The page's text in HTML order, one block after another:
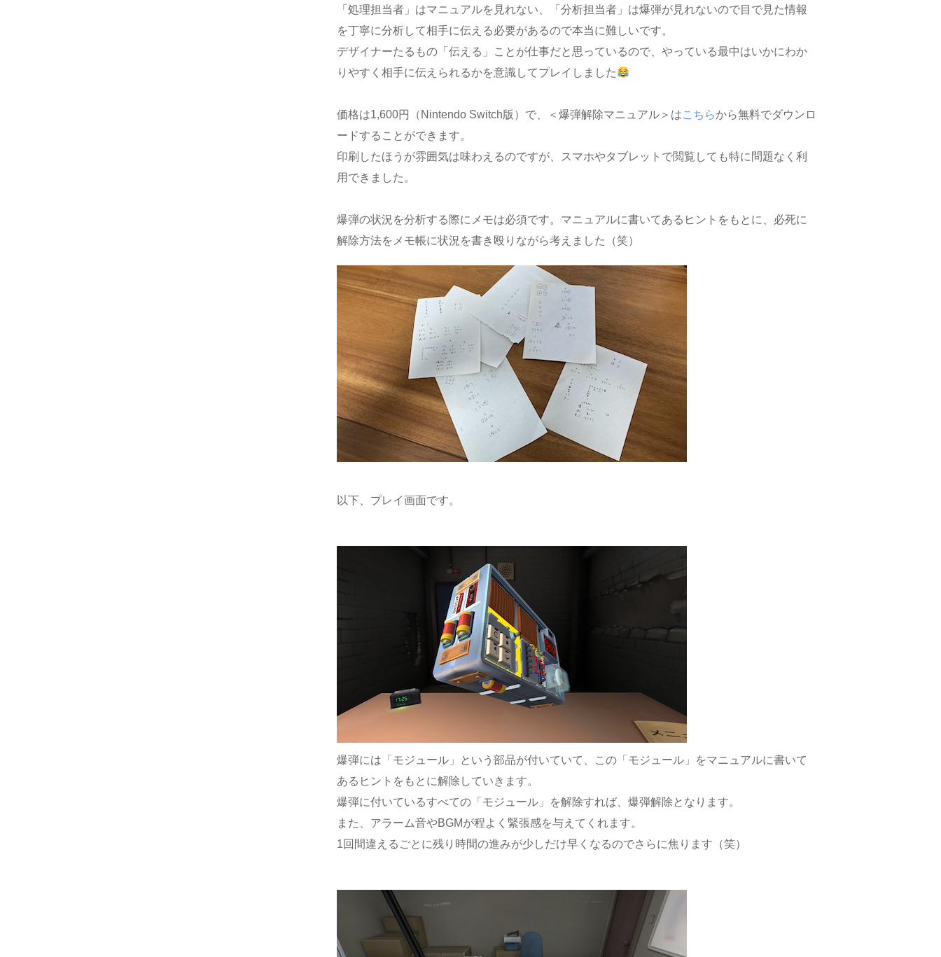
「処理担当者」はマニュアルを見れない、「分析担当者」は爆弾が見れないので目で見た情報
を丁寧に分析して相手に伝える必要があるので本当に難しいです。
デザイナーたるもの「伝える」ことが仕事だと思っているので、やっている最中はいかにわか
りやすく相手に伝えられるかを意識してプレイしました
価格は1,600円（Nintendo Switch版）で、＜爆弾解除マニュアル＞はこちらから無料でダウンロ
ードすることができます。
印刷したほうが雰囲気は味わえるのですが、スマホやタブレットで閲覧しても特に問題なく利
用できました。
爆弾の状況を分析する際にメモは必須です。マニュアルに書いてあるヒントをもとに、必死に
解除方法をメモ帳に状況を書き殴りながら考えました（笑）
以下、プレイ画面です。
爆弾には「モジュール」という部品が付いていて、この「モジュール」をマニュアルに書いて
あるヒントをもとに解除していきます。
爆弾に付いているすべての「モジュール」を解除すれば、爆弾解除となります。
また、アラーム音やBGMが程よく緊張感を与えてくれます。
1回間違えるごとに残り時間の進みが少しだけ早くなるのでさらに焦ります（笑）